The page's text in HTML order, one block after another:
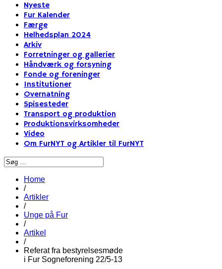
Nyeste
Fur Kalender
Færge
Helhedsplan 2024
Arkiv
Forretninger og gallerier
Håndværk og forsyning
Fonde og foreninger
Institutioner
Overnatning
Spisesteder
Transport og produktion
Produktionsvirksomheder
Video
Om FurNYT og Artikler til FurNYT
Home
/
Artikler
/
Unge på Fur
/
Artikel
/
Referat fra bestyrelsesmøde
i Fur Sogneforening 22/5-13